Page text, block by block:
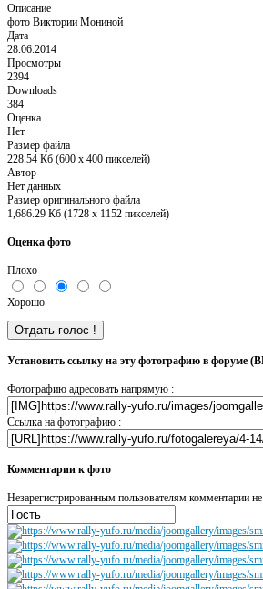
Описание
фото Виктории Мониной
Дата
28.06.2014
Просмотры
2394
Downloads
384
Оценка
Нет
Размер файла
228.54 Кб (600 x 400 пикселей)
Автор
Нет данных
Размер оригинального файла
1,686.29 Кб (1728 x 1152 пикселей)
Оценка фото
Плохо
Хорошо
Установить ссылку на эту фотографию в форуме
Фотографию адресовать напрямую :
Ссылка на фотографию :
Комментарии к фото
Незарегистрированным пользователям комментарии